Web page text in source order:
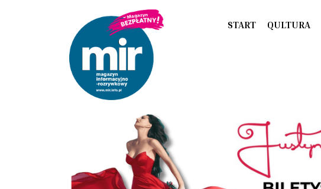
START QULTURA